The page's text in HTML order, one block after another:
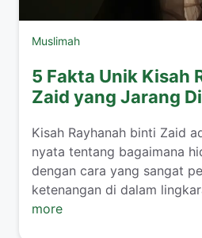
Muslimah
5 Fakta Unik Kisah
Zaid yang Jarang
​Kisah Rayhanah binti Zaid
nyata tentang bagaimana
dengan cara yang sangat
ketenangan di dalam
more